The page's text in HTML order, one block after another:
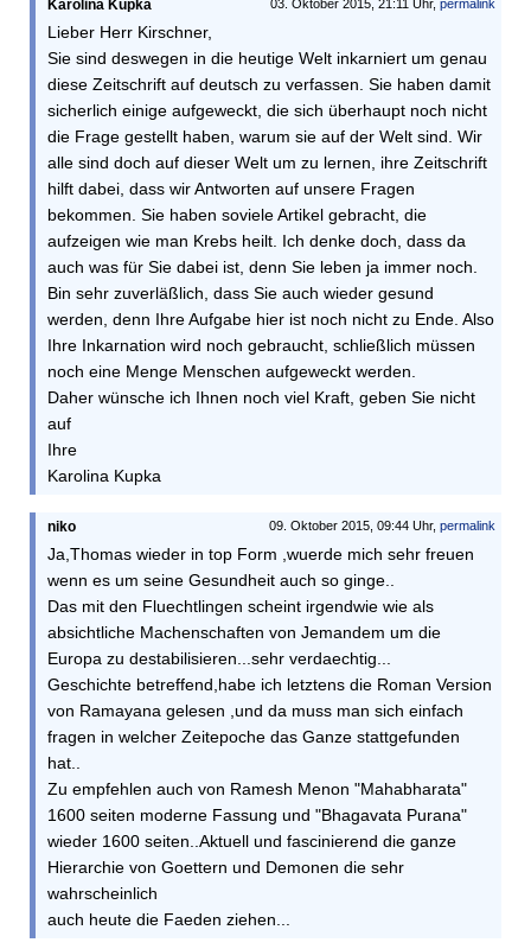
03. Oktober 2015, 21:11 Uhr, permalink
Karolina Kupka
Lieber Herr Kirschner,
Sie sind deswegen in die heutige Welt inkarniert um genau
diese Zeitschrift auf deutsch zu verfassen. Sie haben damit
sicherlich einige aufgeweckt, die sich überhaupt noch nicht
die Frage gestellt haben, warum sie auf der Welt sind. Wir
alle sind doch auf dieser Welt um zu lernen, ihre Zeitschrift
hilft dabei, dass wir Antworten auf unsere Fragen
bekommen. Sie haben soviele Artikel gebracht, die
aufzeigen wie man Krebs heilt. Ich denke doch, dass da
auch was für Sie dabei ist, denn Sie leben ja immer noch.
Bin sehr zuverläßlich, dass Sie auch wieder gesund
werden, denn Ihre Aufgabe hier ist noch nicht zu Ende. Also
Ihre Inkarnation wird noch gebraucht, schließlich müssen
noch eine Menge Menschen aufgeweckt werden.
Daher wünsche ich Ihnen noch viel Kraft, geben Sie nicht
auf
Ihre
Karolina Kupka
09. Oktober 2015, 09:44 Uhr, permalink
niko
Ja,Thomas wieder in top Form ,wuerde mich sehr freuen
wenn es um seine Gesundheit auch so ginge..
Das mit den Fluechtlingen scheint irgendwie wie als
absichtliche Machenschaften von Jemandem um die
Europa zu destabilisieren...sehr verdaechtig...
Geschichte betreffend,habe ich letztens die Roman Version
von Ramayana gelesen ,und da muss man sich einfach
fragen in welcher Zeitepoche das Ganze stattgefunden
hat..
Zu empfehlen auch von Ramesh Menon "Mahabharata"
1600 seiten moderne Fassung und "Bhagavata Purana"
wieder 1600 seiten..Aktuell und fascinierend die ganze
Hierarchie von Goettern und Demonen die sehr
wahrscheinlich
auch heute die Faeden ziehen...